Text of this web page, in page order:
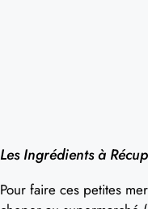
Les Ingrédients à
Pour faire ces petites